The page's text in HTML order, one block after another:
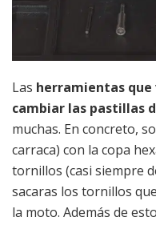
Las herramientas que
cambiar las pastillas
muchas. En concreto,
carraca) con la copa
tornillos (casi siempre
sacaras los tornillos
la moto. Además de